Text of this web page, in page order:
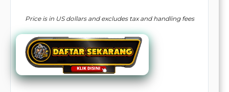
a single
end
product
which
end
users
are not
Price is in US dollars and excludes tax and handling fees